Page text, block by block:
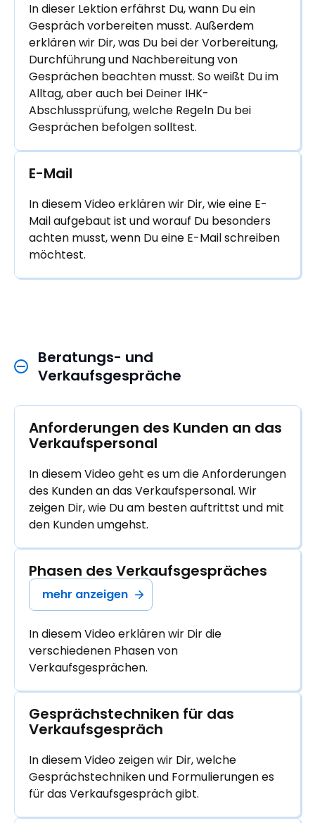
In dieser Lektion erfährst Du, wann Du ein
Gespräch vorbereiten musst. Außerdem
erklären wir Dir, was Du bei der Vorbereitung,
Durchführung und Nachbereitung von
Gesprächen beachten musst. So weißt Du im
Alltag, aber auch bei Deiner IHK-
Abschlussprüfung, welche Regeln Du bei
Gesprächen befolgen solltest.
E-Mail
In diesem Video erklären wir Dir, wie eine E-
Mail aufgebaut ist und worauf Du besonders
achten musst, wenn Du eine E-Mail schreiben
möchtest.
Beratungs- und
Verkaufsgespräche
Anforderungen des Kunden an das
Verkaufspersonal
In diesem Video geht es um die Anforderungen
des Kunden an das Verkaufspersonal. Wir
zeigen Dir, wie Du am besten auftrittst und mit
den Kunden umgehst.
Phasen des Verkaufsgespräches
mehr anzeigen
In diesem Video erklären wir Dir die
verschiedenen Phasen von
Verkaufsgesprächen.
Gesprächstechniken für das
Verkaufsgespräch
In diesem Video zeigen wir Dir, welche
Gesprächstechniken und Formulierungen es
für das Verkaufsgespräch gibt.